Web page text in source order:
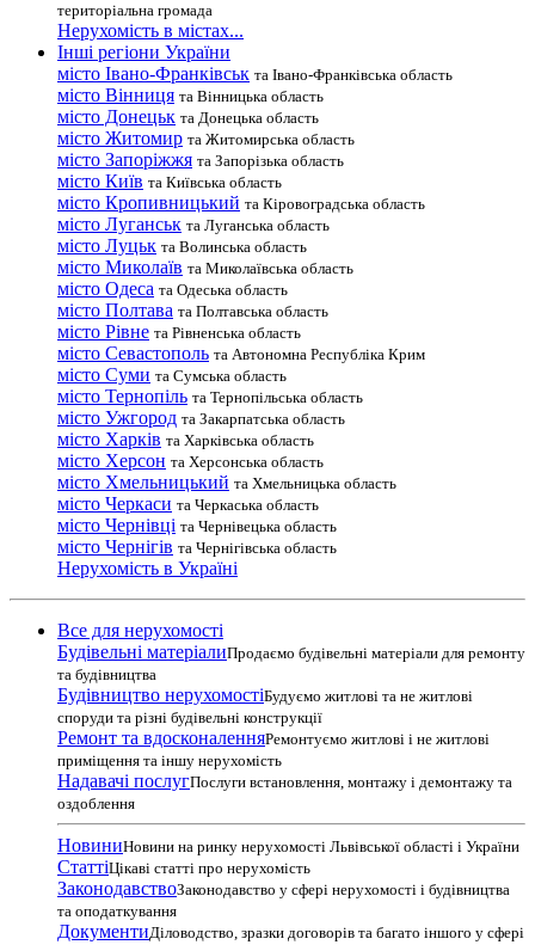
територіальна громада
Нерухомість в містах...
Інші регіони України
місто Івано-Франківськ та Івано-Франківська область
місто Вінниця та Вінницька область
місто Донецьк та Донецька область
місто Житомир та Житомирська область
місто Запоріжжя та Запорізька область
місто Київ та Київська область
місто Кропивницький та Кіровоградська область
місто Луганськ та Луганська область
місто Луцьк та Волинська область
місто Миколаїв та Миколаївська область
місто Одеса та Одеська область
місто Полтава та Полтавська область
місто Рівне та Рівненська область
місто Севастополь та Автономна Республіка Крим
місто Суми та Сумська область
місто Тернопіль та Тернопільська область
місто Ужгород та Закарпатська область
місто Харків та Харківська область
місто Херсон та Херсонська область
місто Хмельницький та Хмельницька область
місто Черкаси та Черкаська область
місто Чернівці та Чернівецька область
місто Чернігів та Чернігівська область
Нерухомість в Україні
Все для нерухомості
Будівельні матеріалиПродаємо будівельні матеріали для ремонту
та будівництва
Будівництво нерухомостіБудуємо житлові та не житлові
споруди та різні будівельні конструкції
Ремонт та вдосконаленняРемонтуємо житлові і не житлові
приміщення та іншу нерухомість
Надавачі послугПослуги встановлення, монтажу і демонтажу та
оздоблення
НовиниНовини на ринку нерухомості Львівської області і України
СтаттіЦікаві статті про нерухомість
ЗаконодавствоЗаконодавство у сфері нерухомості і будівництва
та оподаткування
ДокументиДіловодство, зразки договорів та багато іншого у сфері